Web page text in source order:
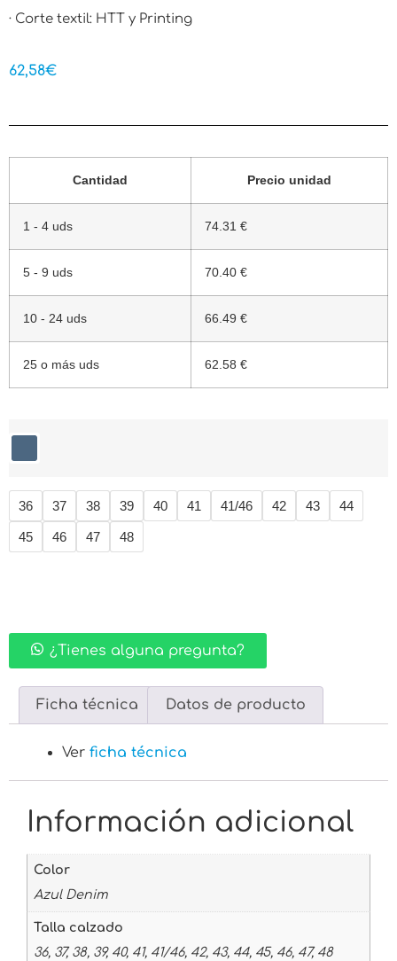
· Corte textil: HTT y Printing
62,58€
Cantidad Precio unidad
1 - 4 uds 74.31 €
5 - 9 uds 70.40 €
10 - 24 uds 66.49 €
25 o más uds 62.58 €
36 37 38 39 40 41 41/46 42 43 44
45 46 47 48
¿Tienes alguna pregunta?
Ficha técnica Datos de producto
Ver ficha técnica
Información adicional
Color
Azul Denim
Talla calzado
36, 37, 38, 39, 40, 41, 41/46, 42, 43, 44, 45, 46, 47, 48